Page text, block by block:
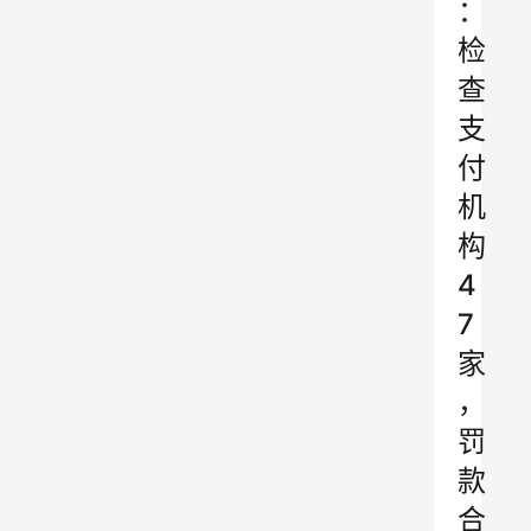
：
检
查
支
付
机
构
4
7
家
，
罚
款
合